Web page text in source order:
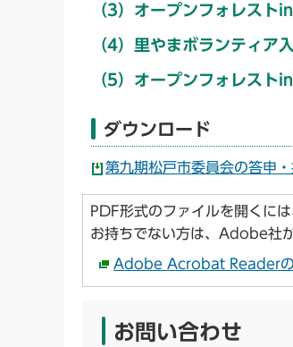
（3）オープンフォレスト
（4）里やまボランティア
（5）オープンフォレスト
ダウンロード
第九期松戸市委員会の答申
PDF形式のファイルを開くに
お持ちでない方は、Adobe社
Adobe Acrobat Readerの
お問い合わせ